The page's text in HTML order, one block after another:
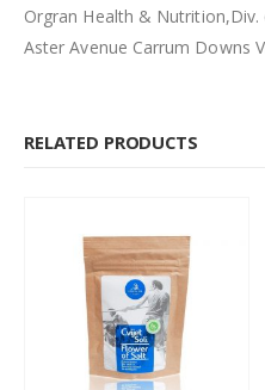
Orgran Health &
Aster Avenue Carrum Downs
RELATED PRODUCTS